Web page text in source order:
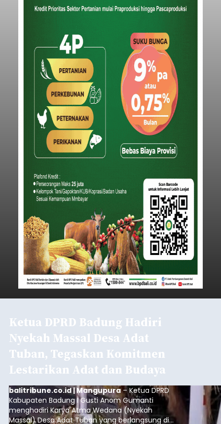
Ketua DPRD Badung Hadiri
Nyekah Massal Desa Adat
Tuban, Tegaskan Komitmen
Lestarikan Adat dan Budaya
balitribune.co.id | Mangupura– Ketua DPRD
Kabupaten Badung I Gusti Anom Gumanti
menghadiri Karya Atma Wedana (Nyekah
Massal) Desa Adat Tuban yang berlangsung di